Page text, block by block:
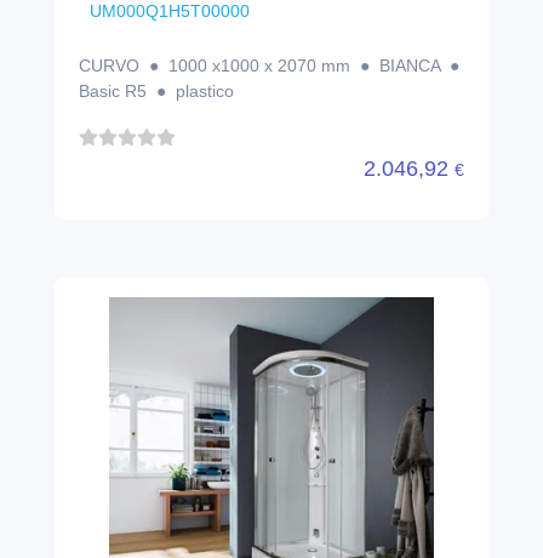
UM000Q1H5T00000
CURVO ● 1000 x1000 x 2070 mm ● BIANCA ●
Basic R5 ● plastico
2.046,92 €